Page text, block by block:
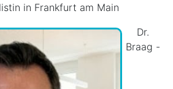
in Frankfurt am Main
Dr.
Braag -